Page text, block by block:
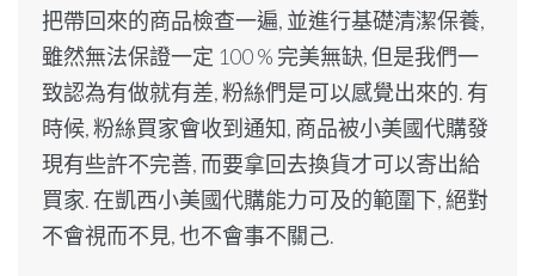
把帶回來的商品檢查一遍, 並進行基礎清潔保養,
雖然無法保證一定 100 % 完美無缺, 但是我們一
致認為有做就有差, 粉絲們是可以感覺出來的. 有
時候, 粉絲買家會收到通知, 商品被小美國代購發
現有些許不完善, 而要拿回去換貨才可以寄出給
買家. 在凱西小美國代購能力可及的範圍下, 絕對
不會視而不見, 也不會事不關己.